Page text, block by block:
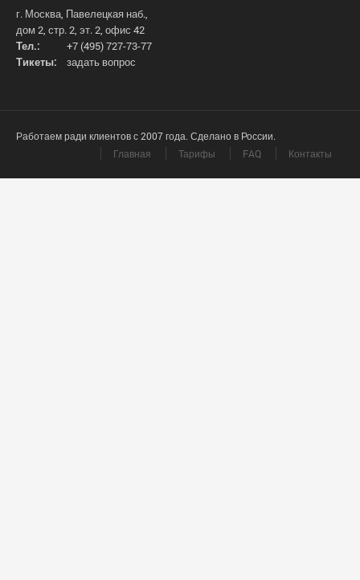
г. Москва, Павелецкая наб.,
дом 2, стр. 2, эт. 2, офис 42
Тел.:
+7 (495) 727-73-77
Тикеты:
задать вопрос
Работаем ради клиентов с 2007 года. Сделано в России.
Главная
Тарифы FAQ Контакты